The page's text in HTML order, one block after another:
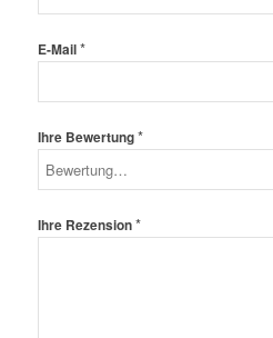
E-Mail*
Ihre Bewertung*
Ihre Rezension*